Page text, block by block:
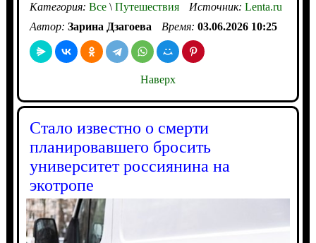
Категория: Все\Путешествия Источник: Lenta.ru
Автор: Зарина Дзагоева Время: 03.06.2026 10:25
Наверх
Стало известно о смерти
планировавшего бросить
университет россиянина на
экотропе